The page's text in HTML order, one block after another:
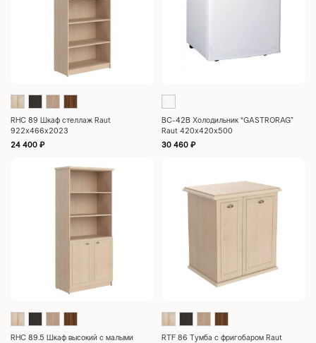
RHC 89 Шкаф стеллаж Raut
922х466х2023
24 400 ₽
ВС-42В Холодильник “GASTRORAG”
Raut 420х420х500
30 460 ₽
RHC 89.5 Шкаф высокий с малыми
RTF 86 Тумба с фригобаром Raut